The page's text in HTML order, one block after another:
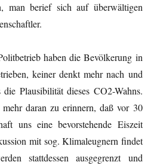
man berief sich auf überwältigen
haben die Bevölkerung in
keiner denkt mehr nach und
Plausibilität dieses CO2-Wahns.
daran zu erinnern, daß vor 30
uns eine bevorstehende Eiszeit
mit sog. Klimaleugnern findet
stattdessen ausgegrenzt und